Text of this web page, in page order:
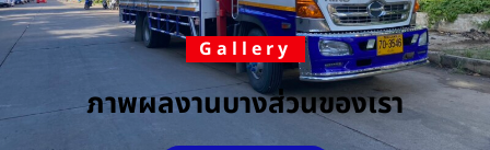
Gallery
ภาพผลงานบางส่วนของเรา